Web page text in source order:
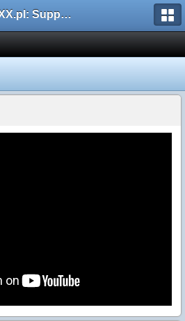
AMXX.pl: Support AMX Mod X i SourceMod